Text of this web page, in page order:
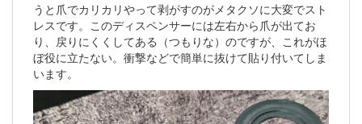
うと爪でカリカリやって剥がすのがメタクソに大変でスト
レスです。このディスペンサーには左右から爪が出てお
り、戻りにくくしてある（つもりな）のですが、これがほ
ぼ役に立たない。衝撃などで簡単に抜けて貼り付いてしま
います。